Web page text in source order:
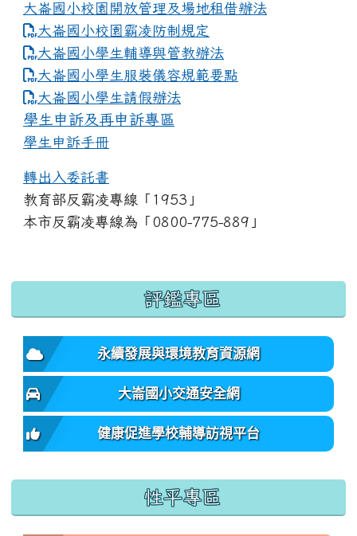
大崙國小校園開放管理及場地租借辦法
大崙國小校園霸凌防制規定
大崙國小學生輔導與管教辦法
大崙國小學生服裝儀容規範要點
link to https://www.dles.tyc.edu.tw/uploads/
大崙國小學生請假辦法
學生申訴及再申訴專區
學生申訴手冊
轉出入委託書
教育部反霸凌專線「1953」
本市反霸凌專線為「0800-775-889」
:::
評鑑專區
永續發展與環境教育資源網
大崙國小交通安全網
健康促進學校輔導訪視平台
性平專區